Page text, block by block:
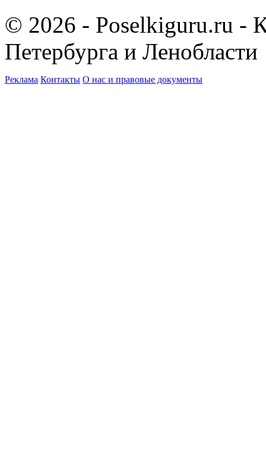
© 2026 - Poselkiguru.ru -
Петербурга и Ленобласти
Реклама Контакты О нас и правовые документы